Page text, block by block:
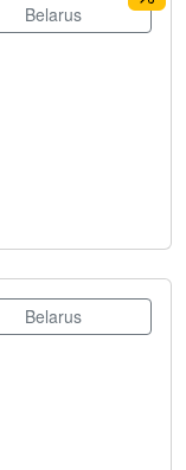
Belarus
Belarus